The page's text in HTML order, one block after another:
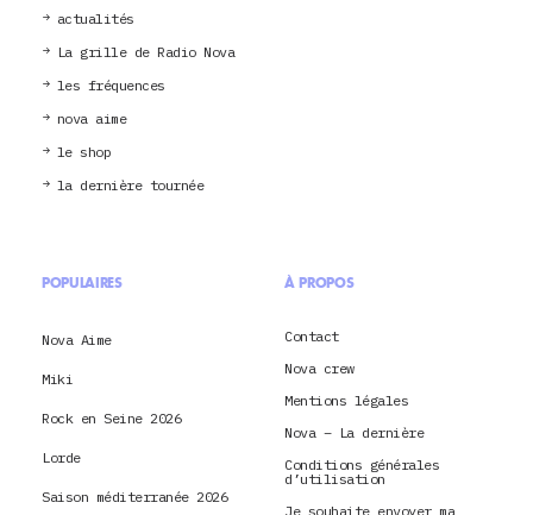
actualités
La grille de Radio Nova
les fréquences
nova aime
le shop
la dernière tournée
POPULAIRES
Nova Aime
Miki
Rock en Seine 2026
Lorde
Saison méditerranée 2026
À PROPOS
Contact
Nova crew
Mentions légales
Nova – La dernière
Conditions générales
d’utilisation
Je souhaite envoyer ma